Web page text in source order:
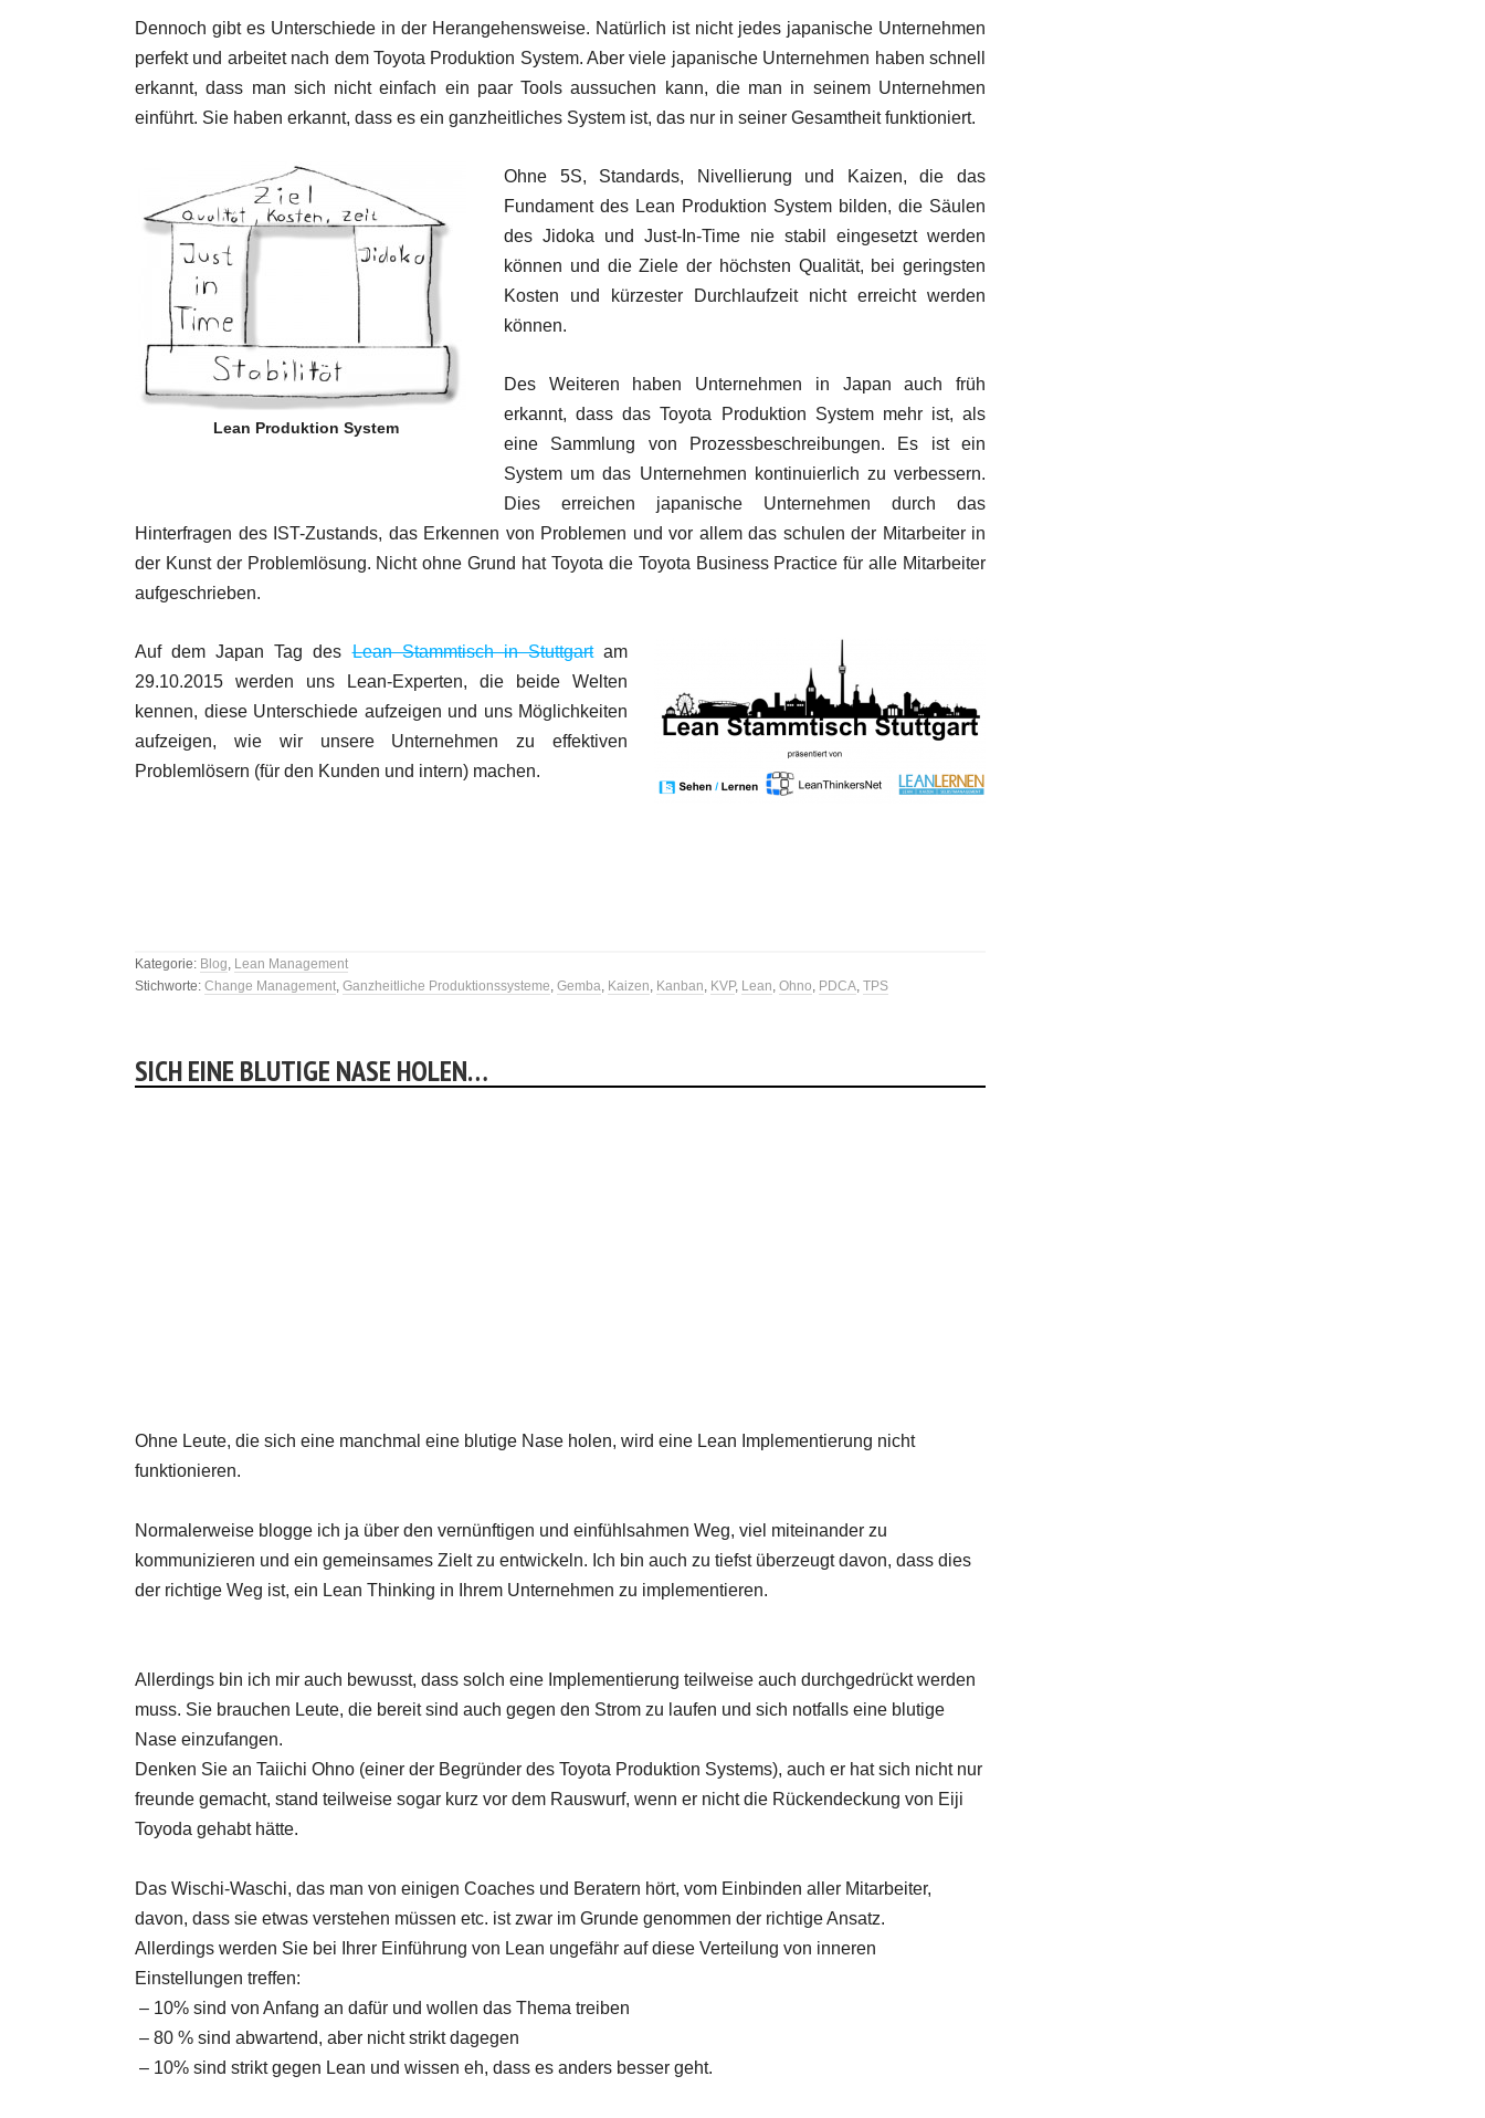
Dennoch gibt es Unterschiede in der Herangehensweise. Natürlich ist nicht jedes japanische Unternehmen
perfekt und arbeitet nach dem Toyota Produktion System. Aber viele japanische Unternehmen haben schnell
erkannt, dass man sich nicht einfach ein paar Tools aussuchen kann, die man in seinem Unternehmen
einführt. Sie haben erkannt, dass es ein ganzheitliches System ist, das nur in seiner Gesamtheit funktioniert.
Lean Produktion System
Ohne 5S, Standards, Nivellierung und Kaizen, die das
Fundament des Lean Produktion System bilden, die Säulen
des Jidoka und Just-In-Time nie stabil eingesetzt werden
können und die Ziele der höchsten Qualität, bei geringsten
Kosten und kürzester Durchlaufzeit nicht erreicht werden
können.
Des Weiteren haben Unternehmen in Japan auch früh
erkannt, dass das Toyota Produktion System mehr ist, als
eine Sammlung von Prozessbeschreibungen. Es ist ein
System um das Unternehmen kontinuierlich zu verbessern.
Dies erreichen japanische Unternehmen durch das
Hinterfragen des IST-Zustands, das Erkennen von Problemen und vor allem das schulen der Mitarbeiter in
der Kunst der Problemlösung. Nicht ohne Grund hat Toyota die Toyota Business Practice für alle Mitarbeiter
aufgeschrieben.
Auf dem Japan Tag desLean Stammtisch in Stuttgartam
29.10.2015 werden uns Lean-Experten, die beide Welten
kennen, diese Unterschiede aufzeigen und uns Möglichkeiten
aufzeigen, wie wir unsere Unternehmen zu effektiven
Problemlösern (für den Kunden und intern) machen.
Kategorie: Blog, Lean Management
Stichworte: Change Management, Ganzheitliche Produktionssysteme, Gemba, Kaizen, Kanban, KVP, Lean, Ohno, PDCA, TPS
SICH EINE BLUTIGE NASE HOLEN…
Ohne Leute, die sich eine manchmal eine blutige Nase holen, wird eine Lean Implementierung nicht
funktionieren.
Normalerweise blogge ich ja über den vernünftigen und einfühlsahmen Weg, viel miteinander zu
kommunizieren und ein gemeinsames Zielt zu entwickeln. Ich bin auch zu tiefst überzeugt davon, dass dies
der richtige Weg ist, ein Lean Thinking in Ihrem Unternehmen zu implementieren.
Allerdings bin ich mir auch bewusst, dass solch eine Implementierung teilweise auch durchgedrückt werden
muss. Sie brauchen Leute, die bereit sind auch gegen den Strom zu laufen und sich notfalls eine blutige
Nase einzufangen.
Denken Sie an Taiichi Ohno (einer der Begründer des Toyota Produktion Systems), auch er hat sich nicht nur
freunde gemacht, stand teilweise sogar kurz vor dem Rauswurf, wenn er nicht die Rückendeckung von Eiji
Toyoda gehabt hätte.
Das Wischi-Waschi, das man von einigen Coaches und Beratern hört, vom Einbinden aller Mitarbeiter,
davon, dass sie etwas verstehen müssen etc. ist zwar im Grunde genommen der richtige Ansatz.
Allerdings werden Sie bei Ihrer Einführung von Lean ungefähr auf diese Verteilung von inneren
Einstellungen treffen:
– 10% sind von Anfang an dafür und wollen das Thema treiben
– 80 % sind abwartend, aber nicht strikt dagegen
– 10% sind strikt gegen Lean und wissen eh, dass es anders besser geht.